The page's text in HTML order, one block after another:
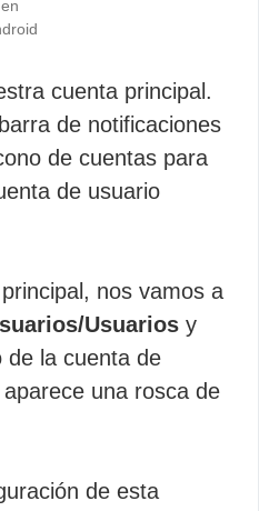
en
cuenta principal.
de notificaciones
de cuentas para
de usuario
nos vamos a
Usuarios y
de la cuenta de
una rosca de
de esta